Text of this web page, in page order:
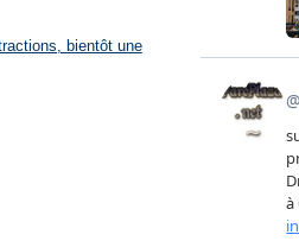
bientôt une